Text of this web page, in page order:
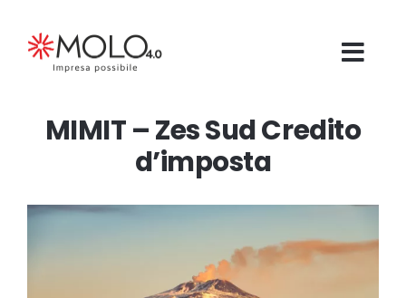
contenuto
MIMIT – Zes Sud Credito
d’imposta